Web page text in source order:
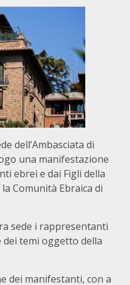
dell’Ambasciata di
una manifestazione
ebrei e dai Figli della
Comunità Ebraica di
sede i rappresentanti
temi oggetto della
dei manifestanti, con a